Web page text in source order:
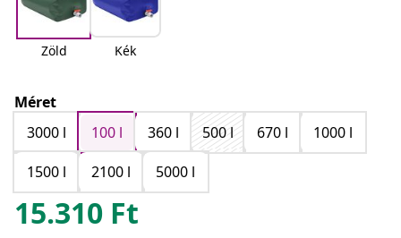
Zöld Kék
Méret
3000 l
100 l 360 l 500 l 670 l
1000 l
1500 l
2100 l 5000 l
15.310 Ft